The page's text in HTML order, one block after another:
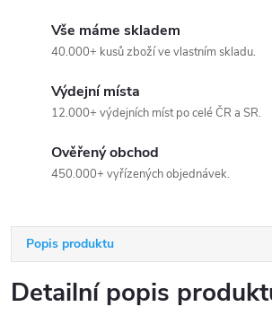
Vše máme skladem
40.000+ kusů zboží ve vlastním skladu.
Výdejní místa
12.000+ výdejních míst po celé ČR a SR.
Ověřený obchod
450.000+ vyřízených objednávek.
Popis produktu
Detailní popis